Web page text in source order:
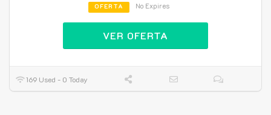
OFERTA No Expires
VER OFERTA
169 Used - 0 Today